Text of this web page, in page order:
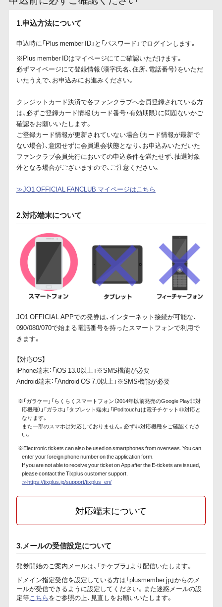
1.申込方法について
申込時に「Plus member ID」と「パスワード」でログインします。
※Plus member IDはマイページにてご確認いただけます。
必ずマイページにて登録情報（漢字氏名、住所、電話番号）をいただ
いたうえで、お申込みにお進みください。
クレジットカード決済で各ファンクラブへ会員登録されている方
は、必ずご登録カード情報（カード番号・有効期限）に問題ないかご
確認をお願いいたします。
ご登録カード情報が更新されていない場合（カード情報が最新で
ない場合）、意図せずに会員退会状態となり、お申込みいただいた
ファンクラブ会員先行においての申込条件を満たせず、抽選対象
外となる場合がございますので、ご注意ください。
≫JO1 OFFICIAL FANCLUB マイページはこちら
2.対応端末について
JO1 OFFICIAL APPでの発券は、インターネット接続が可能な、
090/080/070で始まる電話番号を持ったスマートフォンで利用で
きます。
【対応OS】
iPhone端末：「iOS 13.0以上」※SMS機能が必要
Android端末：「Android OS 7.0以上」※SMS機能が必要
※「ガラケー」「らくらくスマートフォン（2014年以前発売のGoogle Play非対
応機種）」「ガラホ」「タブレット端末」「iPod touch」は電子チケット非対応と
なります。
また一部のスマホは対応しておりません。必ず非対応機種をご確認くださ
い。
※Electronic tickets can also be used on smartphones from overseas. You can
enter your foreign phone number on the application form.
If you are not able to receive your ticket on App after the E-tickets are issued,
please contact the Tixplus customer support.
≫https://tixplus.jp/support/tixplus_en/
対応端末について
3.メールの受信設定について
発券開始のご案内メールは、「チケプラ」より配信いたします。
ドメイン指定受信を設定している方は「plusmember.jp」からのメ
ールが受信できるように設定してください。また迷惑メールの設
定等こちらをご参照の上、見直しをお願いいたします。